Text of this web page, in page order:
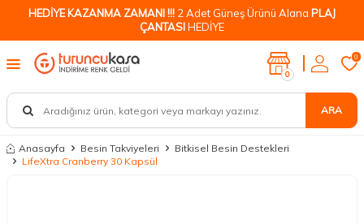
HEDİYE KAZANMA ZAMANI !!! 2 Adet Güneş Ürünü Alana PLAJ
ÇANTASIHEDİYE
ARA
0
0
Anasayfa Besin Takviyeleri
Bitkisel Besin Destekleri
LifeXtra Cranberry 30 Kapsül